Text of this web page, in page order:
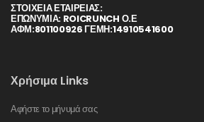
ΣΤΟΙΧΕΊΑ ΕΤΑΙΡΕΊΑΣ:
ΕΠΩΝΥΜΙΑ: ROICRUNCH Ο.Ε
ΑΦΜ:801100926 ΓΕΜΗ:14910541600
Χρήσιμα Links
Αφήστε το μήνυμά σας